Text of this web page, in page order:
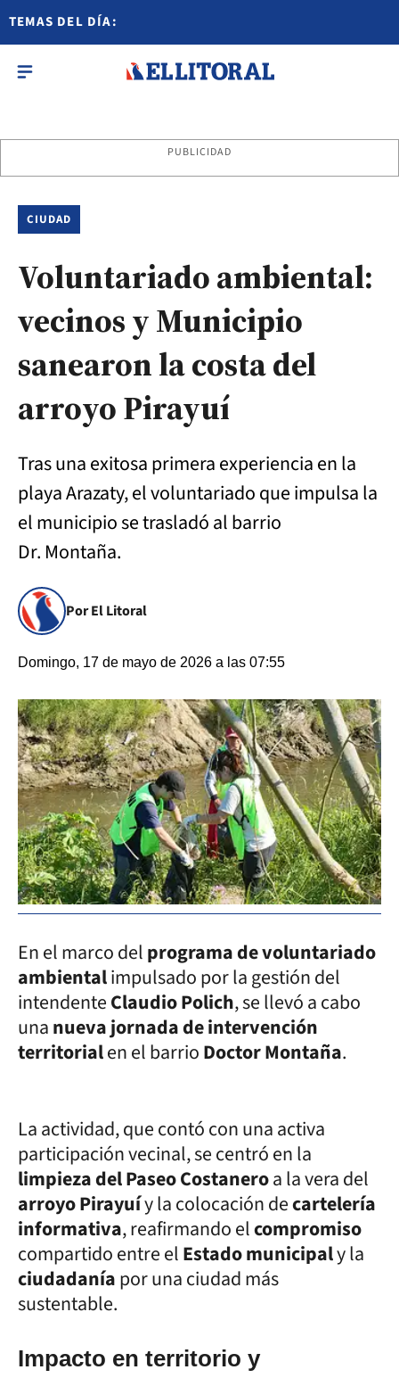
TEMAS DEL DÍA:
PUBLICIDAD
CIUDAD
Voluntariado ambiental:
vecinos y Municipio
sanearon la costa del
arroyo Pirayuí
Tras una exitosa primera experiencia en la
playa Arazaty, el voluntariado que impulsa la
el municipio se trasladó al barrio
Dr. Montaña.
Por El Litoral
Domingo, 17 de mayo de 2026 a las 07:55
En el marco delprograma de voluntariado
ambientalimpulsado por la gestión del
intendenteClaudio Polich, se llevó a cabo
unanueva jornada de intervención
territorialen el barrioDoctor Montaña.
La actividad, que contó con una activa
participación vecinal, se centró en la
limpieza del Paseo Costaneroa la vera del
arroyo Pirayuíy la colocación decartelería
informativa, reafirmando elcompromiso
compartido entre elEstado municipaly la
ciudadaníapor una ciudad más
sustentable.
Impacto en territorio y